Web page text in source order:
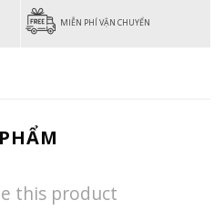
MIỄN PHÍ VẬN CHUYỂN
this product